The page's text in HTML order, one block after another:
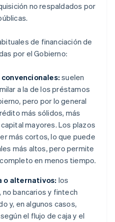
no respaldados por
de financiación de
por el Gobierno:
suelen
a la de los préstamos
pero por lo general
más sólidos, más
mayores. Los plazos
más cortos, lo que puede
más altos, pero permite
en menos tiempo.
o alternativos: los
bancarios y fintech
y, en algunos casos,
el flujo de caja y el